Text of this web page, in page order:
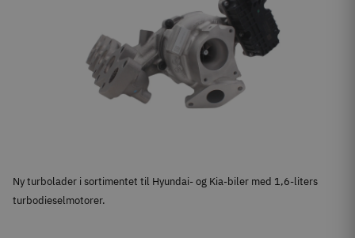
Ny turbolader i sortimentet til Hyundai- og Kia-biler med 1,6-liters
turbodieselmotorer.